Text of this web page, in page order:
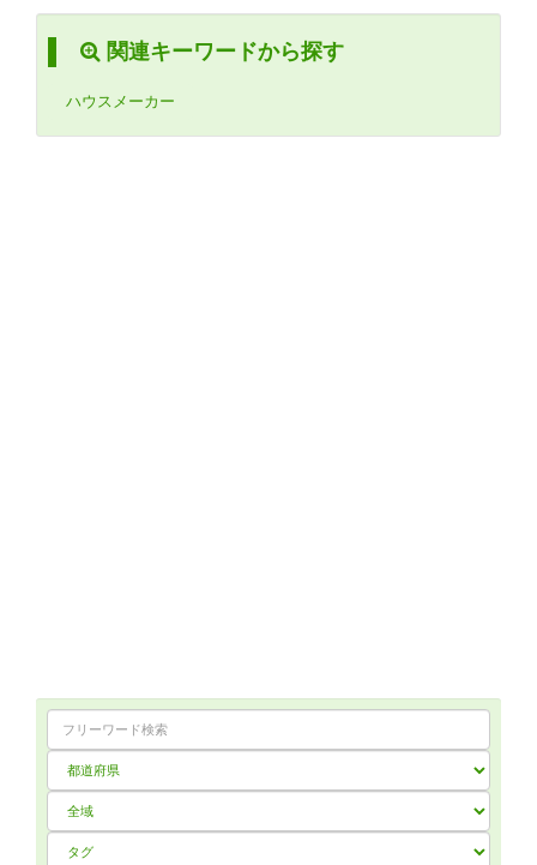
関連キーワードから探す
ハウスメーカー